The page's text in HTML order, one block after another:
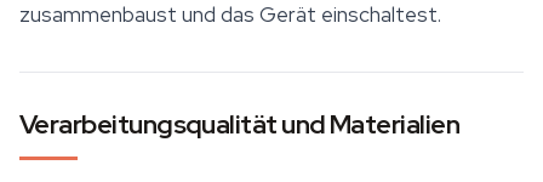
zusammenbaust und das Gerät einschaltest.
Verarbeitungsqualität und Materialien